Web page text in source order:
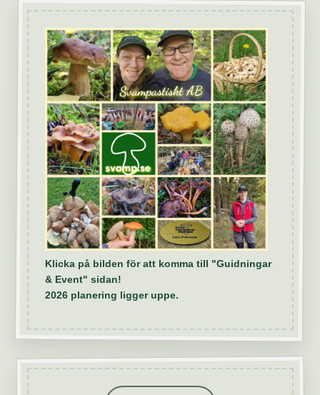
Klicka på bilden för att komma till "Guidningar
& Event" sidan!
2026 planering ligger uppe.